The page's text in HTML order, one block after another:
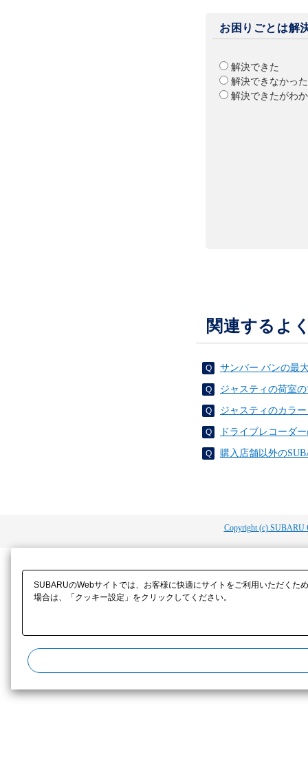
お困りごとは解
解決できた
解決できなかった
解決できたがわ
関連するよ
サンバー バンの最
ジャスティの荷室
ジャスティのカラ
ドライブレコーダ
購入店舗以外の
Copyright (c) SUBARU
SUBARUのWebサイトでは、お客様に快適にサイトをご利用いただく
場合は、「クッキー設定」をクリックしてください。​